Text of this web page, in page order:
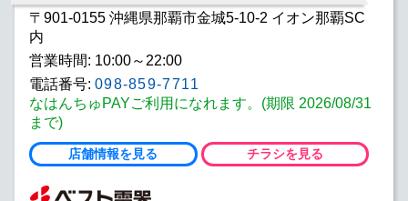
〒901-0155 沖縄県那覇市金城5-10-2 イオン那覇SC
内
営業時間: 10:00～22:00
電話番号: 098-859-7711
なはんちゅPAYご利用になれます。(期限 2026/08/31
まで)
店舗情報を見る チラシを見る